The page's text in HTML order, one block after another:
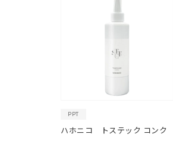
PPT
ハホニコ トステック コンク